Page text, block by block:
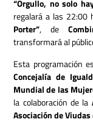
“Orgullo, no solo
regalará a las 22:00
Porter”, de
transformará al
Esta programación
Concejalía de
Mundial de las
la colaboración de la
Asociación de